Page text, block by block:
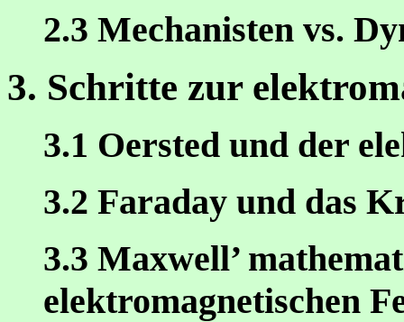
2.3 Mechanisten vs.
3. Schritte zur
3.1 Oersted und der
3.2 Faraday und das
3.3 Maxwell’
elektromagnetischen